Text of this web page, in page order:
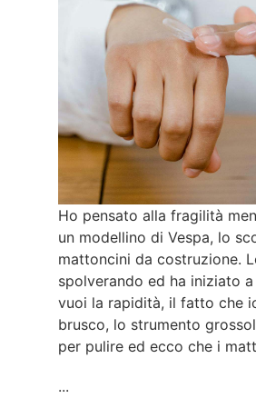
Ho pensato alla fragilità
un modellino di Vespa, lo
mattoncini da costruzione.
spolverando ed ha iniziato
vuoi la rapidità, il fatto che
brusco, lo strumento
per pulire ed ecco che i
...